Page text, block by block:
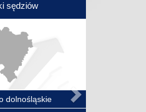
sędziów
dolnośląskie